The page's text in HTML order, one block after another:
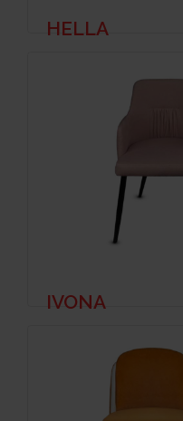
HELLA
IVONA